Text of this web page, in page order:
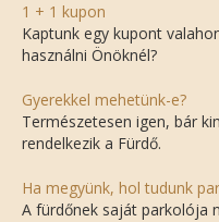
1 + 1 kupon
Kaptunk egy kupont
használni Önöknél?
Gyerekkel mehetünk-e?
Természetesen igen, bár
rendelkezik a Fürdő.
Ha megyünk, hol tudunk
A fürdőnek saját parkolója